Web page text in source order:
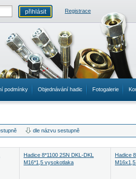
Registrace
podmínky Objednávání hadic Fotogalerie
dle názvu sestupně
Hadice 8*1100 2SN DKL-DKL
M16*1,5 vysokotlaka
Hadice